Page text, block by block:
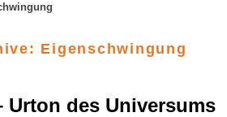
Eigenschwingung
Urton des Universums